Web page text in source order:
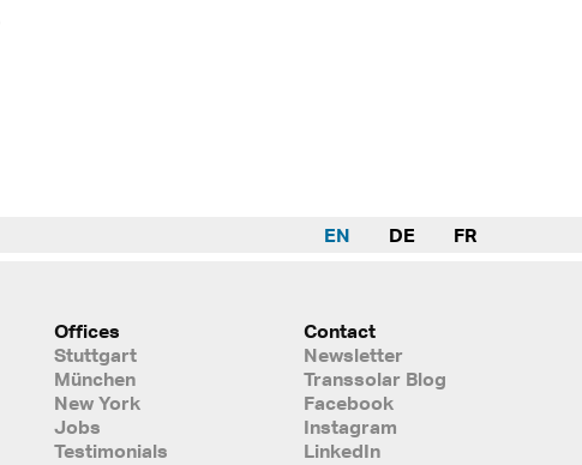
EN DE FR
Offices
Stuttgart
München
New York
Jobs
Testimonials
Contact
Newsletter
Transsolar Blog
Facebook
Instagram
LinkedIn